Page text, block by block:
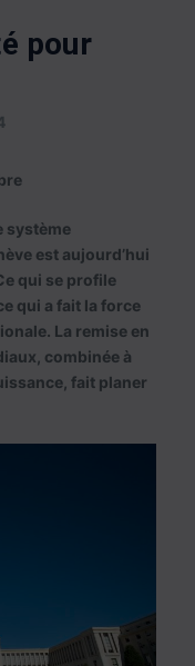
pour
système
est aujourd’hui
qui se profile
qui a fait la force
La remise en
combinée à
fait planer